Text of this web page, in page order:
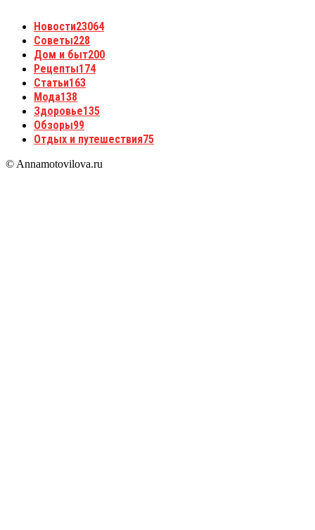
Новости23064
Советы228
Дом и быт200
Рецепты174
Статьи163
Мода138
Здоровье135
Обзоры99
Отдых и путешествия75
© Annamotovilova.ru